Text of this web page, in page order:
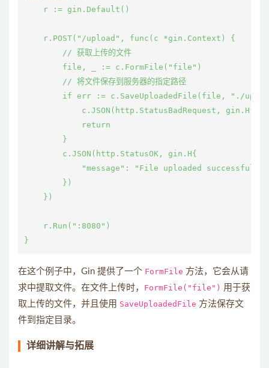
    r := gin.Default()
    r.POST("/upload", func(c *gin.Context) {
        // 获取上传的文件
        file, _ := c.FormFile("file")
        // 将文件保存到服务器的指定路径
if err := c.SaveUploadedFile(file, "./
c.JSON(http.StatusBadRequest,
            return
        }
        c.JSON(http.StatusOK, gin.H{
"message": "File uploaded
        })
    })
    r.Run(":8080")
在这个例子中，Gin 提供了一个 FormFile 方法，它会从请
求中提取文件。在文件上传时， FormFile("file") 用于获
取上传的文件，并且使用 SaveUploadedFile 方法保存文
件到指定目录。
详细讲解与拓展